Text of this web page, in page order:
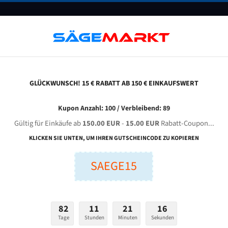
FAQ GUTSCHEINE BLOG KONTAKT
DINGFENG Sawing Machine GZ 4232 für 4115 mm Bi-
Bandsägeblätter
Breite (mm):
GLÜCKWUNSCH! 15 € RABATT AB 150 € EINKAUFSWERT
Kupon Anzahl: 100 / Verbleibend: 89
Gültig für Einkäufe ab150.00 EUR- 15.00 EURRabatt-Coupon...
KLICKEN SIE UNTEN, UM IHREN GUTSCHEINCODE ZU KOPIEREN
SAEGE15
82
Tage
11
Stunden
21
Minuten
15
Sekunden